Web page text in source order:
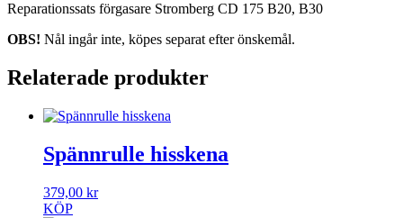
Reparationssats förgasare Stromberg CD 175 B20, B30
OBS! Nål ingår inte, köpes separat efter önskemål.
Relaterade produkter
Spännrulle hisskena
379,00 kr
KÖP